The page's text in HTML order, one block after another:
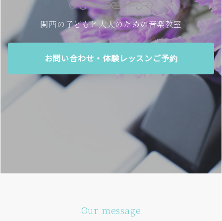
関西の子どもと大人のための音楽教室
お問い合わせ・体験レッスンご予約
Our message